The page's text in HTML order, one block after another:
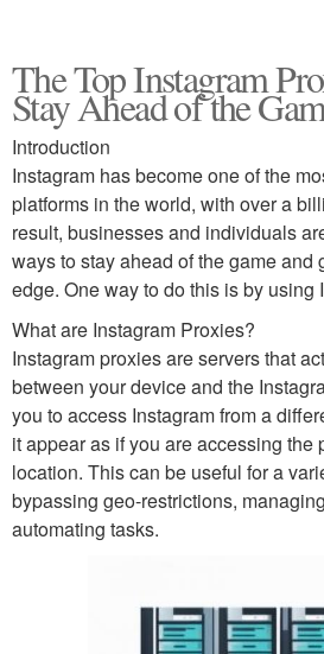
The Top Instagram
Stay Ahead of the
Introduction
Instagram has become one of the
platforms in the world, with over a
result, businesses and individuals
ways to stay ahead of the game and
edge. One way to do this is by using
What are Instagram Proxies?
Instagram proxies are servers that
between your device and the
you to access Instagram from a
it appear as if you are accessing the
location. This can be useful for a
bypassing geo-restrictions,
automating tasks.